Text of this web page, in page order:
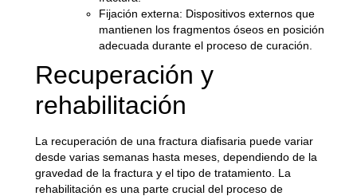
Fijación externa: Dispositivos externos que
mantienen los fragmentos óseos en posición
adecuada durante el proceso de curación.
Recuperación y
rehabilitación
La recuperación de una fractura diafisaria puede variar
desde varias semanas hasta meses, dependiendo de la
gravedad de la fractura y el tipo de tratamiento. La
rehabilitación es una parte crucial del proceso de